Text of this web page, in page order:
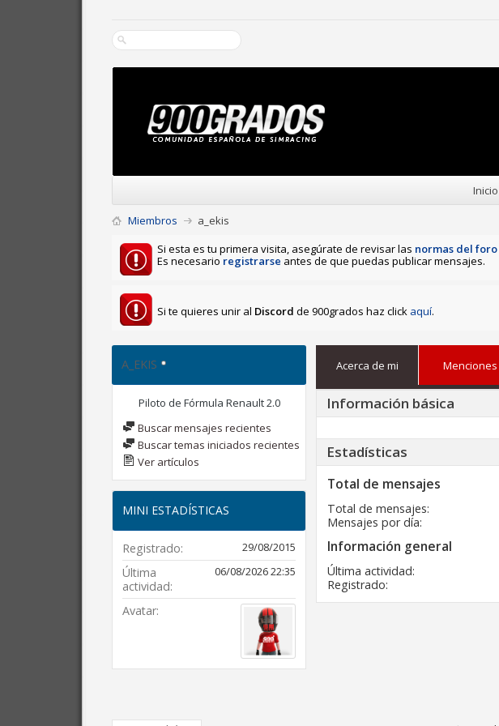
Inicio
Miembros
a_ekis
Si esta es tu primera visita, asegúrate de revisar las normas del foro
Es necesario registrarse antes de que puedas publicar mensajes.
Si te quieres unir al Discord de 900grados haz click aquí.
A_EKIS
Piloto de Fórmula Renault 2.0
Buscar mensajes recientes
Buscar temas iniciados recientes
Ver artículos
MINI ESTADÍSTICAS
Registrado 29/08/2015
Última
actividad
06/08/202622:35
Avatar
Acerca de mi Menciones
Información básica
Estadísticas
Total de mensajes
Total de mensajes
Mensajes por día
Información general
Última actividad
Registrado